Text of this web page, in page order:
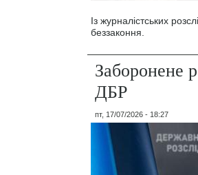
Із журналістських
беззаконня.
Заборонене
ДБР
пт, 17/07/2026 - 18:27